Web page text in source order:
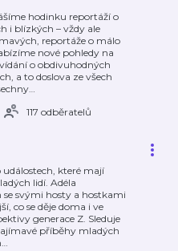
hodinku reportáží o
i blízkých – vždy ale
reportáže o málo
nové pohledy na
o obdivuhodných
a to doslova ze všech
…
117 odběratelů
které mají
lidí. Adéla
svými hosty a hostkami
co se děje doma i ve
generace Z. Sleduje
příběhy mladých
…